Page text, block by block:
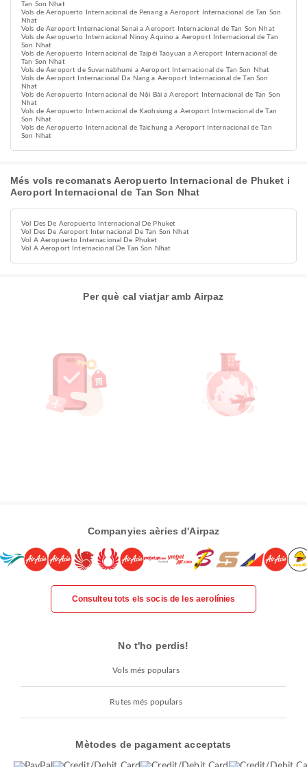
Tan Son Nhat
Vols de Aeropuerto Internacional de Penang a Aeroport Internacional de Tan Son
Nhat
Vols de Aeroport Internacional Senai a Aeroport Internacional de Tan Son Nhat
Vols de Aeropuerto Internacional Ninoy Aquino a Aeroport Internacional de Tan
Son Nhat
Vols de Aeropuerto Internacional de Taipéi Taoyuan a Aeroport Internacional de
Tan Son Nhat
Vols de Aeroport de Suvarnabhumi a Aeroport Internacional de Tan Son Nhat
Vols de Aeroport Internacional Da Nang a Aeroport Internacional de Tan Son
Nhat
Vols de Aeropuerto Internacional de Nội Bài a Aeroport Internacional de Tan Son
Nhat
Vols de Aeropuerto Internacional de Kaohsiung a Aeroport Internacional de Tan
Son Nhat
Vols de Aeropuerto Internacional de Taichung a Aeroport Internacional de Tan
Son Nhat
Més vols recomanats Aeropuerto Internacional de Phuket i
Aeroport Internacional de Tan Son Nhat
Vol Des De Aeropuerto Internacional De Phuket
Vol Des De Aeroport Internacional De Tan Son Nhat
Vol A Aeropuerto Internacional De Phuket
Vol A Aeroport Internacional De Tan Son Nhat
Per què cal viatjar amb Airpaz
Companyies aèries d'Airpaz
Consulteu tots els socis de les aerolínies
No t'ho perdis!
Vols més populars
Rutes més populars
Mètodes de pagament acceptats